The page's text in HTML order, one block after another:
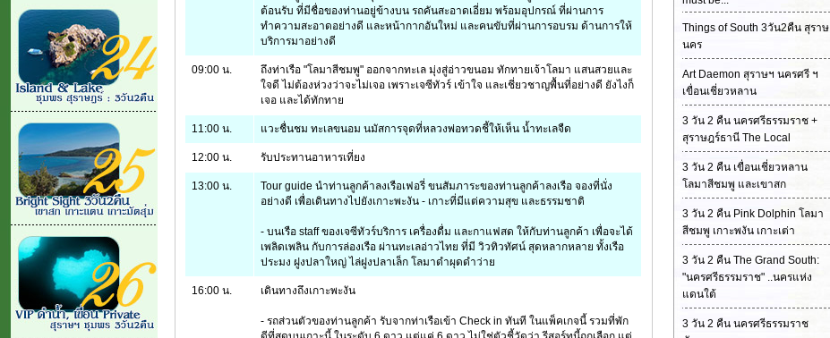
ต้อนรับ ที่มีชื่อของท่านอยู่ข้างบน รถคันสะอาดเอี่ยม พร้อมอุปกรณ์ ที่ผ่านการ
ทำความสะอาดอย่างดี และหน้ากากอันใหม่ และคนขับที่ผ่านการอบรม ด้านการให้
บริการมาอย่างดี
09:00 น.
ถึงท่าเรือ "โลมาสีชมพู" ออกจากทะเล มุ่งสู่อ่าวขนอม ทักทายเจ้าโลมา แสนสวยและ
ใจดี ไม่ต้องห่วงว่าจะไม่เจอ เพราะเจซีทัวร์ เข้าใจ และเชี่ยวชาญพื้นที่อย่างดี ยังไงก็
เจอ และได้ทักทาย
11:00 น. แวะชื่นชม ทะเลขนอม นมัสการจุดที่หลวงพ่อทวดชี้ให้เห็น น้ำทะเลจืด
12:00 น. รับประทานอาหารเที่ยง
13:00 น.
Tour guide นำท่านลูกค้าลงเรือเฟอรี่ ขนสัมภาระของท่านลูกค้าลงเรือ จองที่นั่ง
อย่างดี เพื่อเดินทางไปยังเกาะพะงัน - เกาะที่มีแต่ความสุข และธรรมชาติ
- บนเรือ staff ของเจซีทัวร์​บริการ เครื่องดื่ม และกาแฟสด ให้กับท่านลูกค้า เพื่อจะได้
เพลิดเพลิน กับการล่องเรือ ผ่านทะเลอ่าวไทย ที่มี วิวทิวทัศน์ สุดหลากหลาย ทั้งเรือ
ประมง ฝูงปลาใหญ่ ไล่ฝูงปลาเล็ก โลมาดำผุดดำว่าย
16:00 น. เดินทางถึงเกาะพะงัน
- รถส่วนตัวของท่านลูกค้า รับจากท่าเรือเข้า Check in ทันที ในแพ็คเกจนี้ รวมที่พัก
Things of South 3วัน2คืน สุราษ
นคร
Art Daemon สุราษฯ นครศรี ฯ
เขื่อนเชี่ยวหลาน
3 วัน 2 คืน นครศรีธรรมราช +
สุราษฎร์ธานี The Local
3 วัน 2 คืน เขื่อนเชี่ยวหลาน
โลมาสีชมพู และเขาสก
3 วัน 2 คืน Pink Dolphin โลมา
สีชมพู เกาะพงัน เกาะเต่า
3 วัน 2 คืน The Grand South:
"นครศรีธรรมราช" ..นครแห่ง
แดนใต้
3 วัน 2 คืน นครศรีธรรมราช